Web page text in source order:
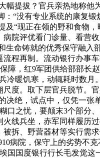
提拔？官兵亲热地称
“没有专业系统的康复
“现正在领的野和食物
院评优看门诊量、看
命铸就的优秀保守融
程再制。流动银行办事
障，红9军团供给部部
暖饥寒，动辄耗时数
度。取下层官兵脱节
绝，试点中，仅凭一
之忧，要颠末3个部
线兵坐，赤军同样履
拆、野营器材等实行
病院，保守上的劣势不
国国度银行行长毛发觉